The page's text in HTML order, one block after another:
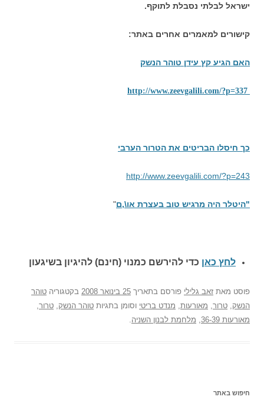
ישראל לבלתי נסבלת לתוקף.
קישורים למאמרים אחרים באתר:
האם הגיע קץ עידן טוהר הנשק
http://www.zeevgalili.com/?p=337
כך חיסלו הבריטים את הטרור הערבי
http://www.zeevgalili.com/?p=243
"היטלר היה מרגיש טוב בעצרת או\,ם"
לחץ כאן כדי להירשם כמנוי (חינם) להיגיון בשיגעון
פוסט מאת זאב גלילי פורסם בתאריך 25 בינואר 2008 בקטגוריה טוהר
הנשק, טרור, מאורעות, מנדט בריטי וסומן בתגיות טוהר הנשק, טרור,
מאורעות 36-39
, מלחמת לבנון השניה.
חיפוש באתר